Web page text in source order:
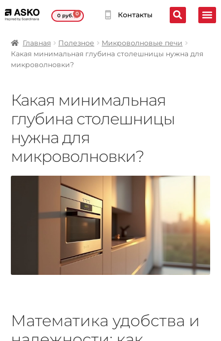
0руб. 0 Контакты
Главная Полезное
Микроволновые печи
Какая минимальная глубина столешницы нужна для
микроволновки?
Какая минимальная
глубина столешницы
нужна для
микроволновки?
Математика удобства и